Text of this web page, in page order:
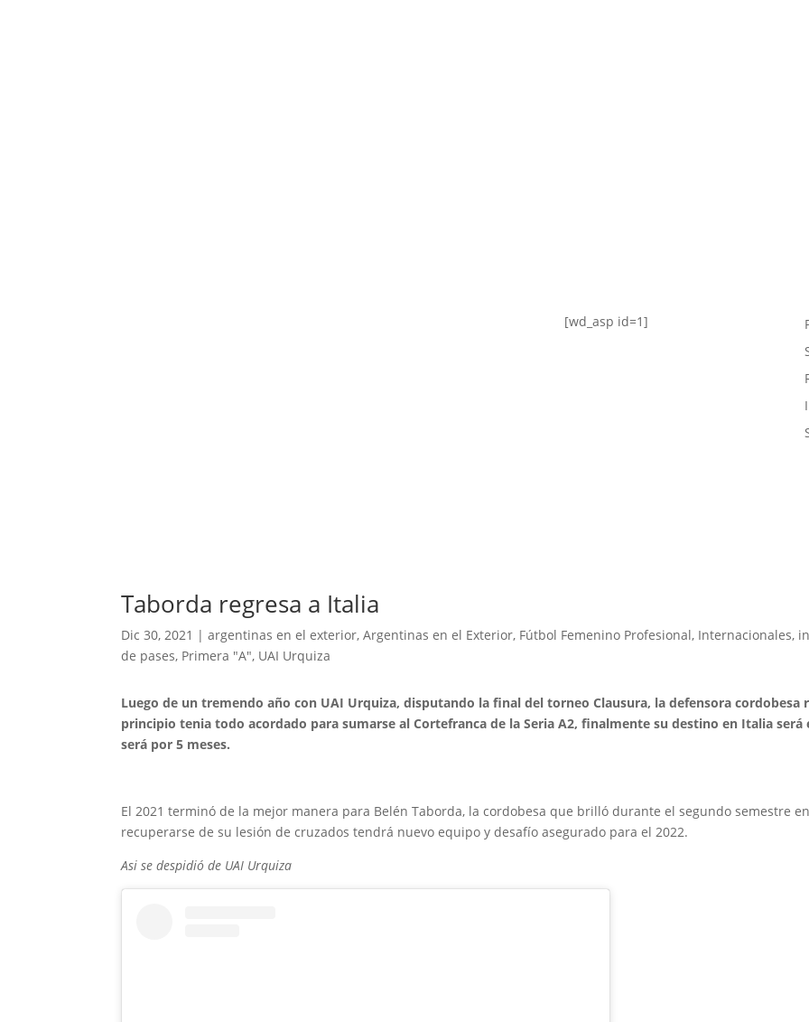
[wd_asp id=1]
Taborda regresa a Italia
Dic 30, 2021 |argentinas en el exterior,Argentinas en el Exterior, Fútbol Femenino Profesional, Internacionales,
de pases, Primera "A", UAI Urquiza
Luego de un tremendo año con UAI Urquiza, disputando la final del torneo Clausura, la defensora cordobesa
principio tenia todo acordado para sumarse al Cortefranca de la Seria A2, finalmente su destino en Italia
será por 5 meses.
El 2021 terminó de la mejor manera para Belén Taborda, la cordobesa que brilló durante el segundo semestre
recuperarse de su lesión de cruzados tendrá nuevo equipo y desafío asegurado para el 2022.
Asi se despidió de UAI Urquiza